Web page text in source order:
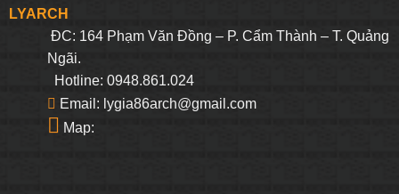
LYARCH
ĐC: 164 Phạm Văn Đồng – P. Cẩm Thành – T. Quảng
Ngãi.
Hotline: 0948.861.024
Email: lygia86arch@gmail.com
Map: